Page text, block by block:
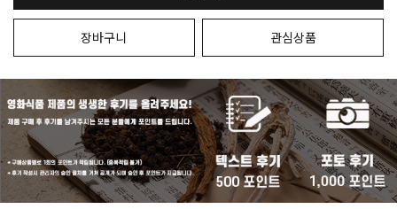
장바구니 관심상품